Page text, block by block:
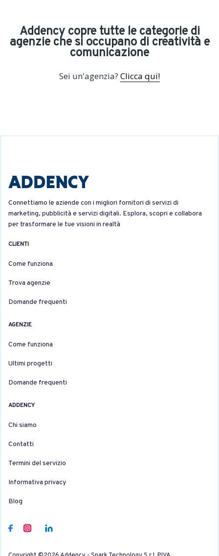
Addency copre tutte le categorie di
agenzie che si occupano di creatività e
comunicazione
Sei un'agenzia? Clicca qui!
Connettiamo le aziende con i migliori fornitori di servizi di
marketing, pubblicità e servizi digitali. Esplora, scopri e collabora
per trasformare le tue visioni in realtà
CLIENTI
Come funziona
Trova agenzie
Domande frequenti
AGENZIE
Come funziona
Ultimi progetti
Domande frequenti
ADDENCY
Chi siamo
Contatti
Termini del servizio
Informativa privacy
Blog